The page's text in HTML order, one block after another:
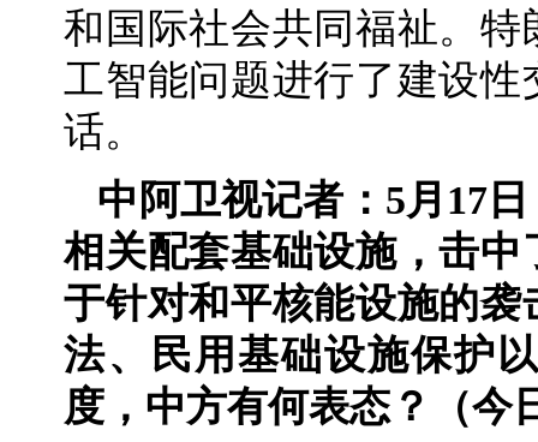
和国际社会共同福祉。
工智能问题进行了建设
话。
中阿卫视记者：5月17
相关配套基础设施，击
于针对和平核能设施的
法、民用基础设施保护
度，中方有何表态？（今